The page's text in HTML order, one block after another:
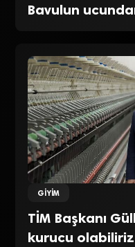
Bavulun
GIYIM
TİM Başkanı
kurucu olabiliriz